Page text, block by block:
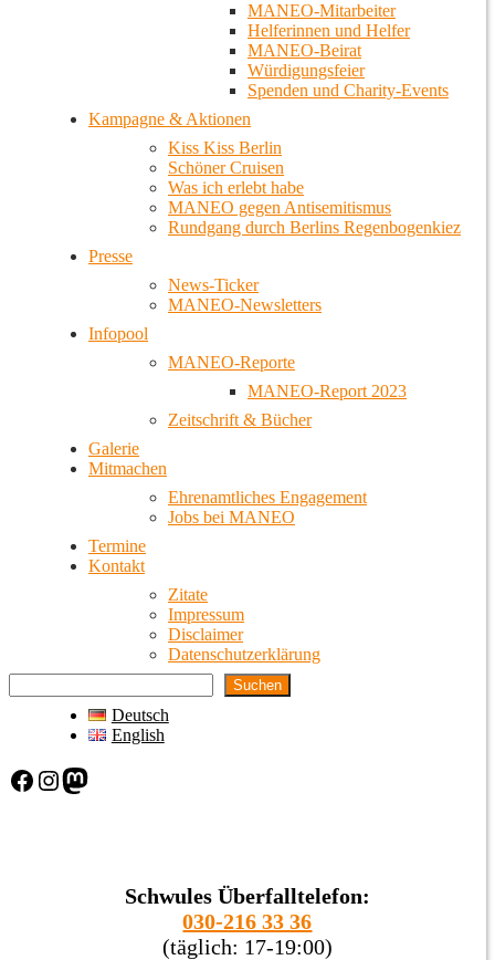
MANEO-Mitarbeiter
Helferinnen und Helfer
MANEO-Beirat
Würdigungsfeier
Spenden und Charity-Events
Kampagne & Aktionen
Kiss Kiss Berlin
Schöner Cruisen
Was ich erlebt habe
MANEO gegen Antisemitismus
Rundgang durch Berlins Regenbogenkiez
Presse
News-Ticker
MANEO-Newsletters
Infopool
MANEO-Reporte
MANEO-Report 2023
Zeitschrift & Bücher
Galerie
Mitmachen
Ehrenamtliches Engagement
Jobs bei MANEO
Termine
Kontakt
Zitate
Impressum
Disclaimer
Datenschutzerklärung
Suchen
Deutsch
English
Facebook Instagram Mastodon
Schwules Überfalltelefon:
030-216 33 36
(täglich: 17-19:00)